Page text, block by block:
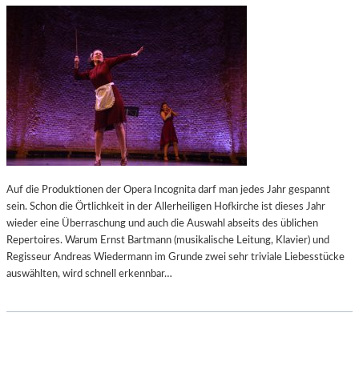
Auf die Produktionen der Opera Incognita darf man jedes Jahr gespannt
sein. Schon die Örtlichkeit in der Allerheiligen Hofkirche ist dieses Jahr
wieder eine Überraschung und auch die Auswahl abseits des üblichen
Repertoires. Warum Ernst Bartmann (musikalische Leitung, Klavier) und
Regisseur Andreas Wiedermann im Grunde zwei sehr triviale Liebesstücke
auswählten, wird schnell erkennbar…